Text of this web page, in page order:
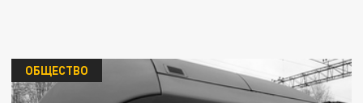
ОБЩЕСТВО